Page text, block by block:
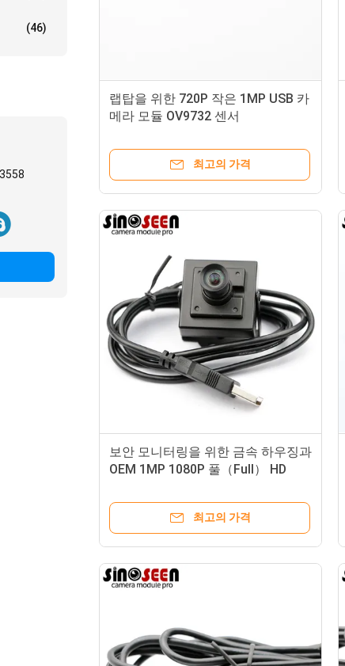
(46)
랩탑을 위한 720P 작은 1MP USB 카
메라 모듈 OV9732 센서
최고의 가격
보안 모니터링을 위한 금속 하우징과
OEM 1MP 1080P 풀（Full） HD
최고의 가격